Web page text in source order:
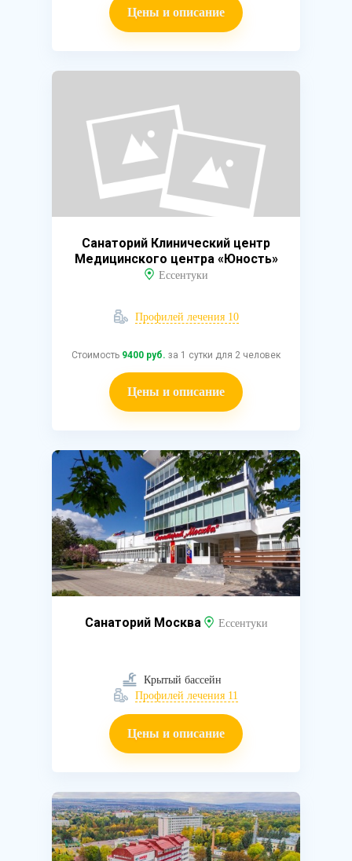
Цены и описание
Санаторий Клинический центр
Медицинского центра «Юность»
Ессентуки
Профилей лечения 10
Стоимость 9400 руб. за 1 сутки для 2 человек
Цены и описание
Санаторий Москва Ессентуки
Крытый бассейн
Профилей лечения 11
Цены и описание